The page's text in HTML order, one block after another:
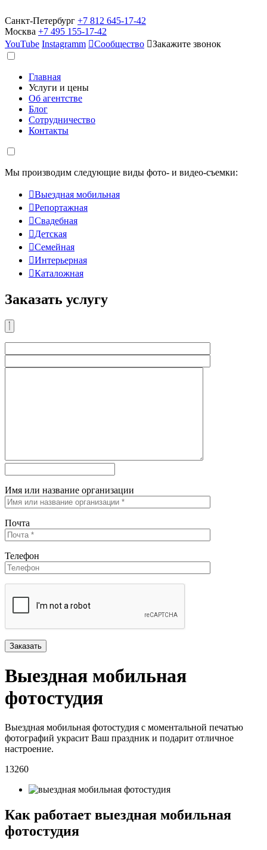
Санкт-Петербург +7 812 645-17-42
Москва +7 495 155-17-42
YouTube Instagramm Сообщество Закажите звонок
Главная
Услуги и цены
Об агентстве
Блог
Сотрудничество
Контакты
Мы производим следующие виды фото- и видео-съемки:
Выездная мобильная
Репортажная
Свадебная
Детская
Семейная
Интерьерная
Каталожная
Заказать услугу
Имя или название организации
Почта
Телефон
Выездная мобильная
фотостудия
Выездная мобильная фотостудия с моментальной печатью
фотографий украсит Ваш праздник и подарит отличное
настроение.
13260
Как работает выездная мобильная
фотостудия